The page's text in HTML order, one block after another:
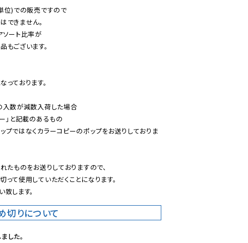
位)での販売ですので
できません。
ソート比率が
もございます。
ております。
入数が減数入荷した場合
」と記載のあるもの
プではなくカラーコピーのポップをお送りしておりま
たものをお送りしておりますので、
って使用していただくことになります。
します。
切りについて
した。